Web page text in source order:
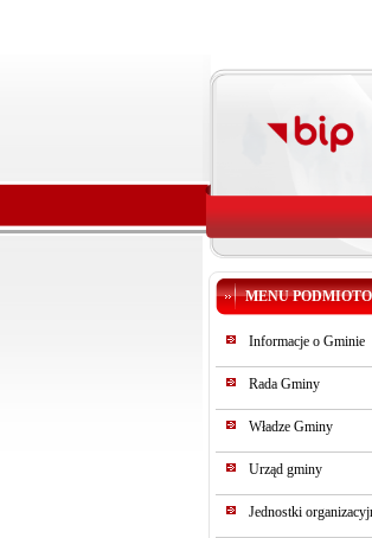
MENU
Informacje o Gminie
Rada Gminy
Władze Gminy
Urząd gminy
Jednostki